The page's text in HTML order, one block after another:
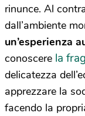
rinunce. Al
dall’ambiente
un’esperienza
conoscere la
delicatezza
apprezzare la
facendo la